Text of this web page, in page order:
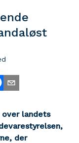
over landets
der